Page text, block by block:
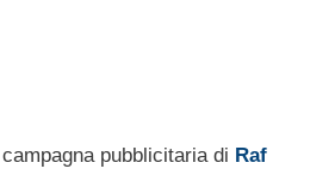
pubblicitaria di Raf